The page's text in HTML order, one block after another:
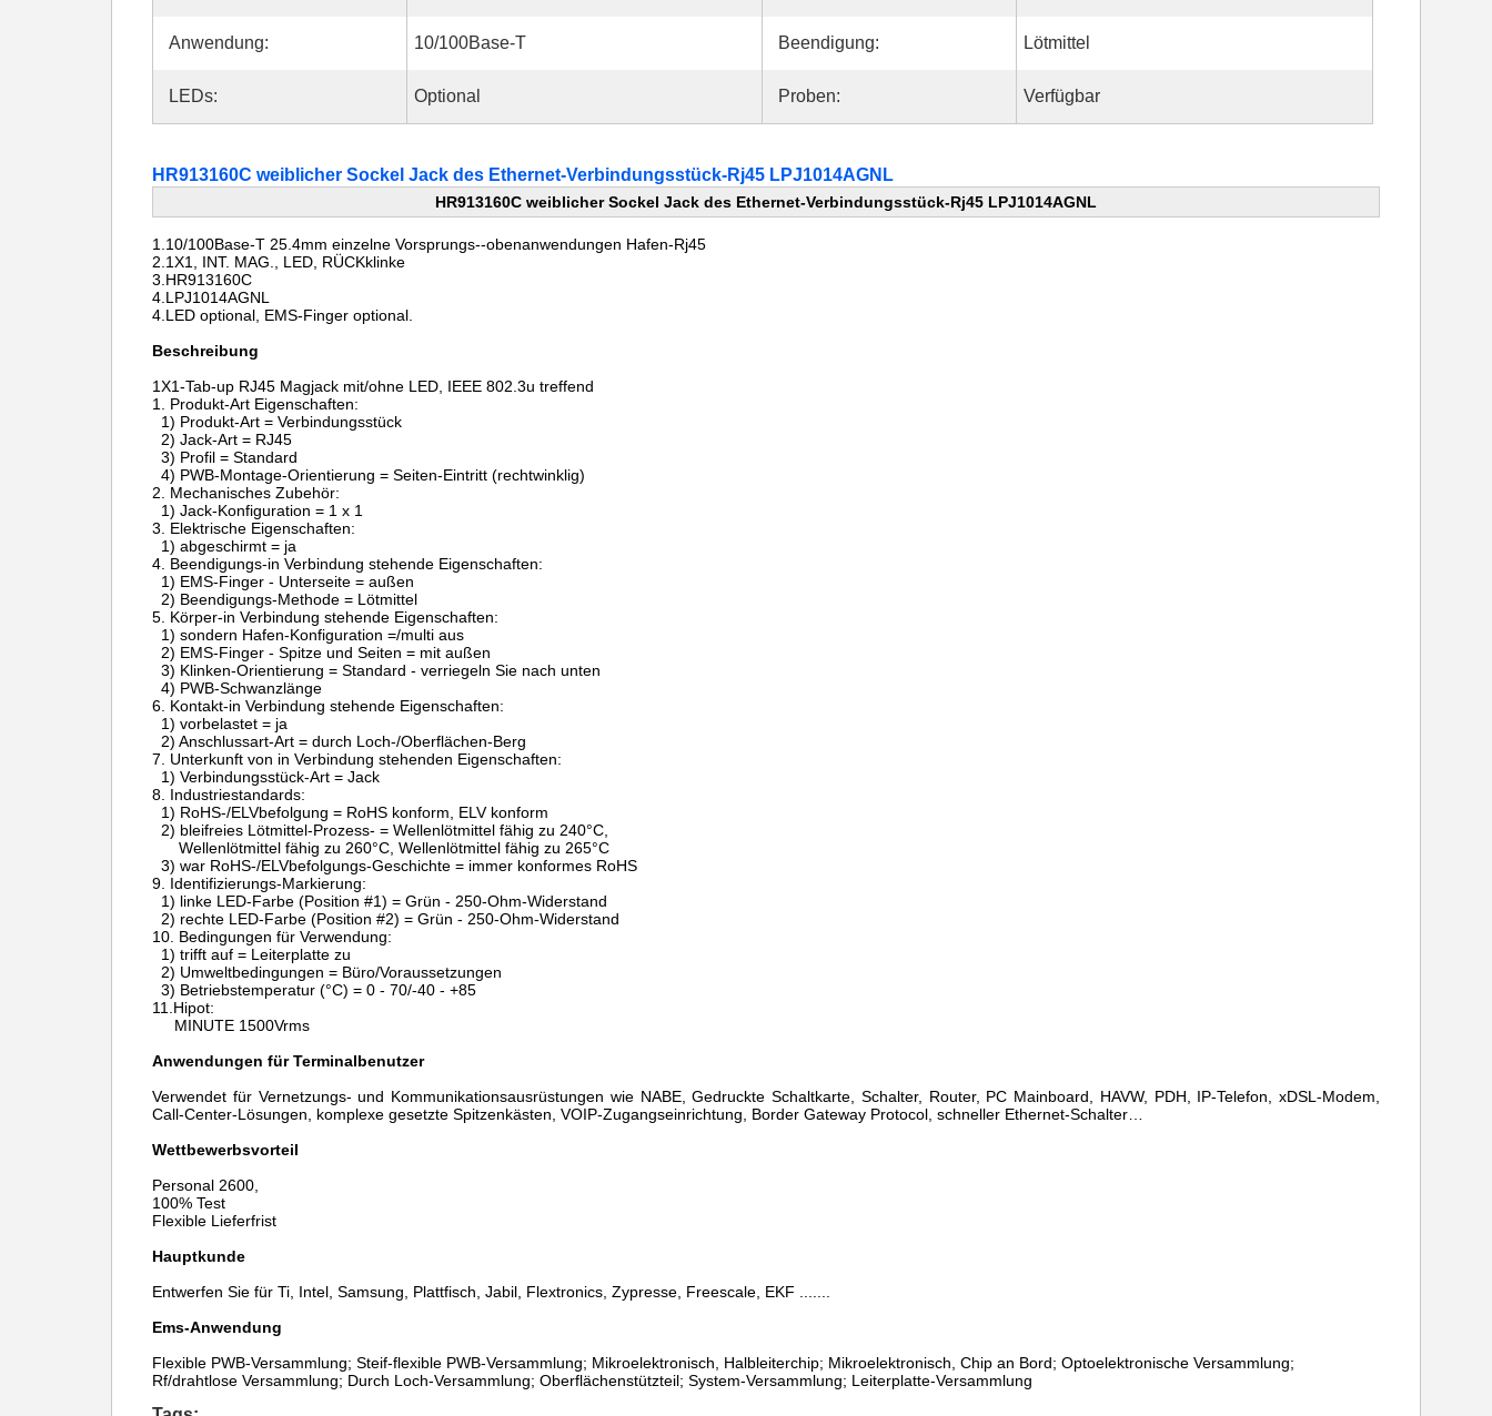
Anwendung: 10/100Base-T Beendigung: Lötmittel
LEDs: Optional Proben: Verfügbar
HR913160C weiblicher Sockel Jack des Ethernet-Verbindungsstück-Rj45 LPJ1014AGNL
HR913160C weiblicher Sockel Jack des Ethernet-Verbindungsstück-Rj45 LPJ1014AGNL
1.10/100Base-T 25.4mm einzelne Vorsprungs--obenanwendungen Hafen-Rj45
2.1X1, INT. MAG., LED, RÜCKklinke
3.HR913160C
4.LPJ1014AGNL
4.LED optional, EMS-Finger optional.
Beschreibung
1X1-Tab-up RJ45 Magjack mit/ohne LED, IEEE 802.3u treffend
1. Produkt-Art Eigenschaften:
1) Produkt-Art = Verbindungsstück
2) Jack-Art = RJ45
3) Profil = Standard
4) PWB-Montage-Orientierung = Seiten-Eintritt (rechtwinklig)
2. Mechanisches Zubehör:
1) Jack-Konfiguration = 1 x 1
3. Elektrische Eigenschaften:
1) abgeschirmt = ja
4. Beendigungs-in Verbindung stehende Eigenschaften:
1) EMS-Finger - Unterseite = außen
2) Beendigungs-Methode = Lötmittel
5. Körper-in Verbindung stehende Eigenschaften:
1) sondern Hafen-Konfiguration =/multi aus
2) EMS-Finger - Spitze und Seiten = mit außen
3) Klinken-Orientierung = Standard - verriegeln Sie nach unten
4) PWB-Schwanzlänge
6. Kontakt-in Verbindung stehende Eigenschaften:
1) vorbelastet = ja
2) Anschlussart-Art = durch Loch-/Oberflächen-Berg
7. Unterkunft von in Verbindung stehenden Eigenschaften:
1) Verbindungsstück-Art = Jack
8. Industriestandards:
1) RoHS-/ELVbefolgung = RoHS konform, ELV konform
2) bleifreies Lötmittel-Prozess- = Wellenlötmittel fähig zu 240°C,
Wellenlötmittel fähig zu 260°C, Wellenlötmittel fähig zu 265°C
3) war RoHS-/ELVbefolgungs-Geschichte = immer konformes RoHS
9. Identifizierungs-Markierung:
1) linke LED-Farbe (Position #1) = Grün - 250-Ohm-Widerstand
2) rechte LED-Farbe (Position #2) = Grün - 250-Ohm-Widerstand
10. Bedingungen für Verwendung:
1) trifft auf = Leiterplatte zu
2) Umweltbedingungen = Büro/Voraussetzungen
3) Betriebstemperatur (°C) = 0 - 70/-40 - +85
11.Hipot:
MINUTE 1500Vrms
Anwendungen für Terminalbenutzer
Verwendet für Vernetzungs- und Kommunikationsausrüstungen wie NABE, Gedruckte Schaltkarte, Schalter, Router, PC Mainboard, HAVW, PDH, IP-Telefon, xDSL-Modem,
Call-Center-Lösungen, komplexe gesetzte Spitzenkästen, VOIP-Zugangseinrichtung, Border Gateway Protocol, schneller Ethernet-Schalter…
Wettbewerbsvorteil
Personal 2600,
100% Test
Flexible Lieferfrist
Hauptkunde
Entwerfen Sie für Ti, Intel, Samsung, Plattfisch, Jabil, Flextronics, Zypresse, Freescale, EKF .......
Ems-Anwendung
Flexible PWB-Versammlung; Steif-flexible PWB-Versammlung; Mikroelektronisch, Halbleiterchip; Mikroelektronisch, Chip an Bord; Optoelektronische Versammlung;
Rf/drahtlose Versammlung; Durch Loch-Versammlung; Oberflächenstützteil; System-Versammlung; Leiterplatte-Versammlung